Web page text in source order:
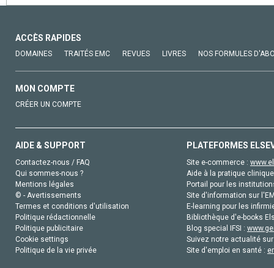
ACCÈS RAPIDES
DOMAINES TRAITÉS EMC REVUES LIVRES NOS FORMULES
MON COMPTE
CRÉER UN COMPTE
AIDE & SUPPORT
Contactez-nous / FAQ
Qui sommes-nous ?
Mentions légales
© - Avertissements
Termes et conditions d'utilisation
Politique rédactionnelle
Politique publicitaire
Cookie settings
Politique de la vie privée
PLATEFORMES
Site e-commerce :
Aide à la pratique
Portail pour les
Site d'information sur
E-learning pour les
Bibliothèque d'e-books
Blog special IFSI :
Suivez notre actualité
Site d'emploi en santé :